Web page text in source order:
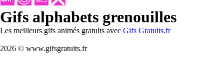
Gifs alphabets grenouilles
Les meilleurs gifs animés gratuits avec Gifs Gratuits.fr
2026 © www.gifsgratuits.fr